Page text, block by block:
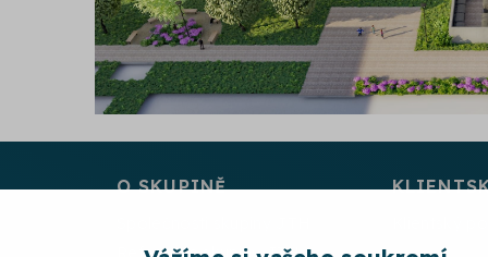
O SKUPINĚ
Reference skupiny JTH